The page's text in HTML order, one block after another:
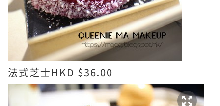
法式芝士HKD $36.00